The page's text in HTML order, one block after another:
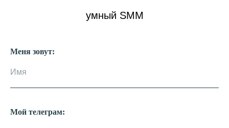
умный SMM
Меня зовут:
Мой телеграм: